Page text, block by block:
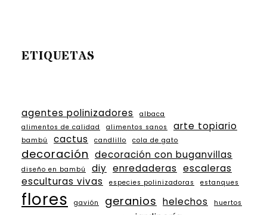
ETIQUETAS
agentes polinizadores
albaca
alimentos de calidad
alimentos sanos arte topiario
bambú cactus candlillo cola de gato
decoración decoración con buganvillas
diseño en bambú diy enredaderas escaleras
esculturas vivas
especies polinizadoras estanques
flores gavión geranios helechos
huertos